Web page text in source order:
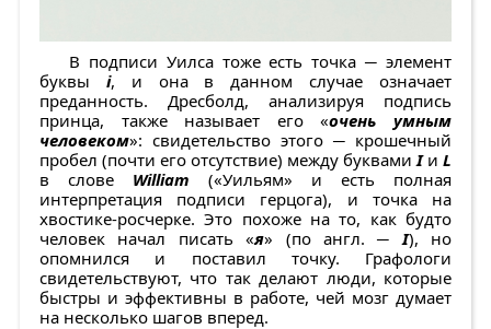
В подписи Уилса тоже есть точка ─ элемент
буквы i, и она в данном случае означает
преданность. Дресболд, анализируя подпись
принца, также называет его «очень умным
человеком»: свидетельство этого ─ крошечный
пробел (почти его отсутствие) между буквами Iи L
в слове William («Уильям» и есть полная
интерпретация подписи герцога), и точка на
хвостике-росчерке. Это похоже на то, как будто
человек начал писать «я» (по англ. ─ I), но
опомнился и поставил точку. Графологи
свидетельствуют, что так делают люди, которые
быстры и эффективны в работе, чей мозг думает
на несколько шагов вперед.